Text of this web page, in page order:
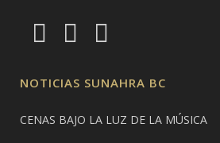
NOTICIAS SUNAHRA BC
CENAS BAJO LA LUZ DE LA MÚSICA